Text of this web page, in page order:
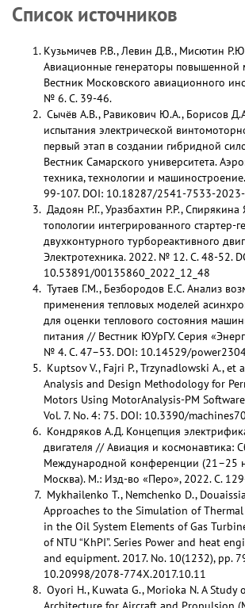
Список источников
Кузьмичев Р.В., Левин Д.В., Мисютин
Авиационные генераторы
Вестник Московского авиационного
№ 6. С. 39-46.
Сычёв А.В., Равикович Ю.А., Борисов
испытания электрической
первый этап в создании гибридной
Вестник Самарского университета.
техника, технологии и
99-107. DOI: 10.18287/2541-7533-
Дадоян Р.Г., Уразбахтин Р.Р.,
топологии интегрированного стартер-
двухконтурного турбореактивного
Электротехника. 2022. № 12. С. 48-52.
10.53891/00135860_2022_12_48
Тутаев Г.М., Безбородов Е.С. Анализ
применения тепловых моделей
для оценки теплового состояния
питания // Вестник ЮУрГУ. Серия
№ 4. С. 47–53. DOI: 10.14529/
Kuptsov V., Fajri P., Trzynadlowski A., et
Analysis and Design Methodology for
Motors Using MotorAnalysis-PM
Vol. 7. No. 4: 75. DOI: 10.3390/
Кондряков А.Д. Концепция
двигателя // Авиация и космонавтика:
Международной конференции (21–25
Москва). М.: Изд-во «Перо», 2022. С.
Mykhailenko Т., Nemchenko D.,
Approaches to the Simulation of
in the Oil System Elements of Gas
of NTU “KhPI”. Series Power and heat
and equipment. 2017. No. 10(1232), pp.
10.20998/2078-774X.2017.10.11
Oyori H., Kuwata G., Morioka N. A Study